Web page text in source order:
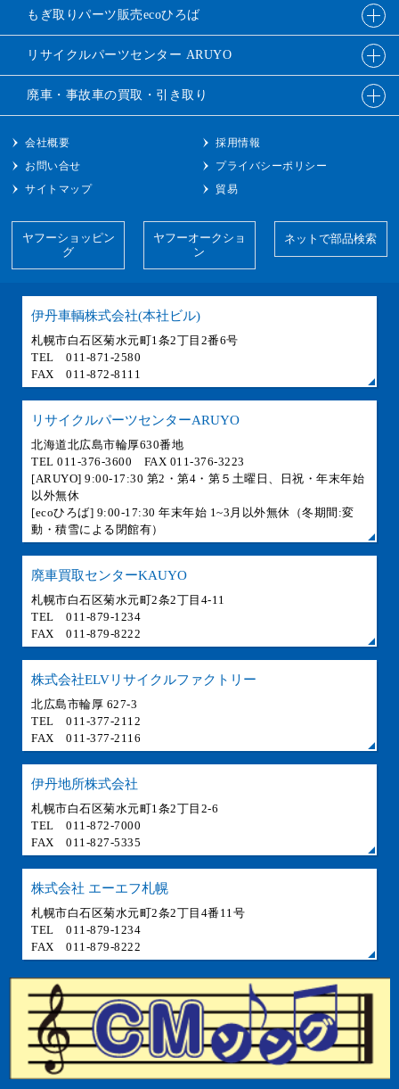
もぎ取りパーツ販売ecoひろば
リサイクルパーツセンター ARUYO
廃車・事故車の買取・引き取り
会社概要
採用情報
お問い合せ
プライバシーポリシー
サイトマップ
貿易
ヤフーショッピン
グ
ヤフーオークショ
ン
ネットで部品検索
伊丹車輌株式会社(本社ビル)
札幌市白石区菊水元町1条2丁目2番6号
TEL 011-871-2580
FAX 011-872-8111
リサイクルパーツセンターARUYO
北海道北広島市輪厚630番地
TEL 011-376-3600 FAX 011-376-3223
[ARUYO] 9:00-17:30 第2・第4・第５土曜日、日祝・年末年始
以外無休
[ecoひろば] 9:00-17:30 年末年始 1~3月以外無休（冬期間:変
動・積雪による閉館有）
廃車買取センターKAUYO
札幌市白石区菊水元町2条2丁目4-11
TEL 011-879-1234
FAX 011-879-8222
株式会社ELVリサイクルファクトリー
北広島市輪厚 627-3
TEL 011-377-2112
FAX 011-377-2116
伊丹地所株式会社
札幌市白石区菊水元町1条2丁目2-6
TEL 011-872-7000
FAX 011-827-5335
株式会社 エーエフ札幌
札幌市白石区菊水元町2条2丁目4番11号
TEL 011-879-1234
FAX 011-879-8222